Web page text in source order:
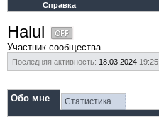
Справка
Halul
Участник сообщества
Последняя активность: 18.03.2024 19:25
Обо мне Статистика